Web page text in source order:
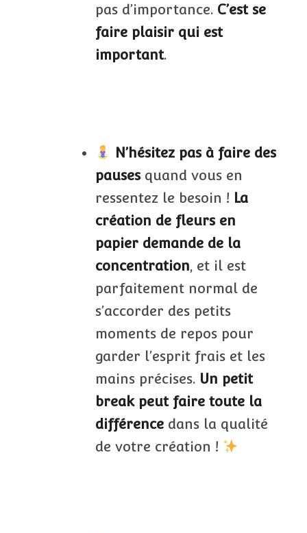
pas d’importance. C’est se
faire plaisir qui est
important.
N’hésitez pas à faire des
pauses quand vous en
ressentez le besoin ! La
création de fleurs en
papier demande de la
concentration, et il est
parfaitement normal de
s’accorder des petits
moments de repos pour
garder l’esprit frais et les
mains précises. Un petit
break peut faire toute la
différence dans la qualité
de votre création !